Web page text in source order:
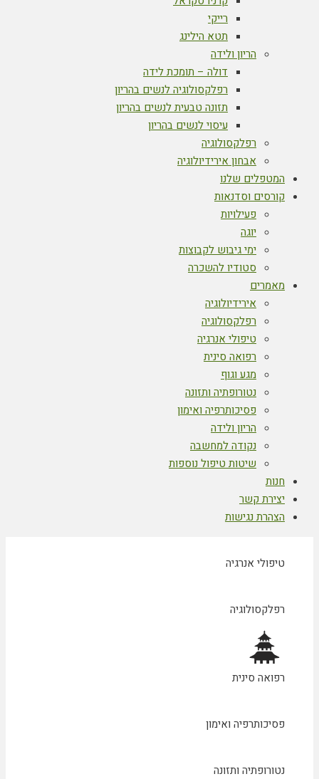
רייקי
תטא הילינג
הריון ולידה
דולה – תומכת לידה
רפלקסולוגיה לנשים בהריון
תזונה טבעית לנשים בהריון
עיסוי לנשים בהריון
רפלקסולוגיה
אבחון אירידיולוגיה
המטפלים שלנו
קורסים וסדנאות
פעילויות
יוגה
ימי גיבוש לקבוצות
סטודיו להשכרה
מאמרים
אירידיולוגיה
רפלקסולוגיה
טיפולי אנרגיה
רפואה סינית
מגע וגוף
נטורופתיה ותזונה
פסיכותרפיה ואימון
הריון ולידה
נקודה למחשבה
שיטות טיפול נוספות
חנות
יצירת קשר
הצהרת נגישות
טיפולי אנרגיה
רפלקסולוגיה
רפואה סינית
פסיכותרפיה ואימון
נטורופתיה ותזונה